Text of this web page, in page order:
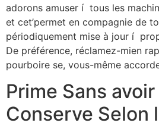
adorons amuser í tous les
et cet’permet en compagnie de
périodiquement mise à jour í
De préférence, réclamez-mien
pourboire se, vous-même
Prime Sans
Conserve Selon